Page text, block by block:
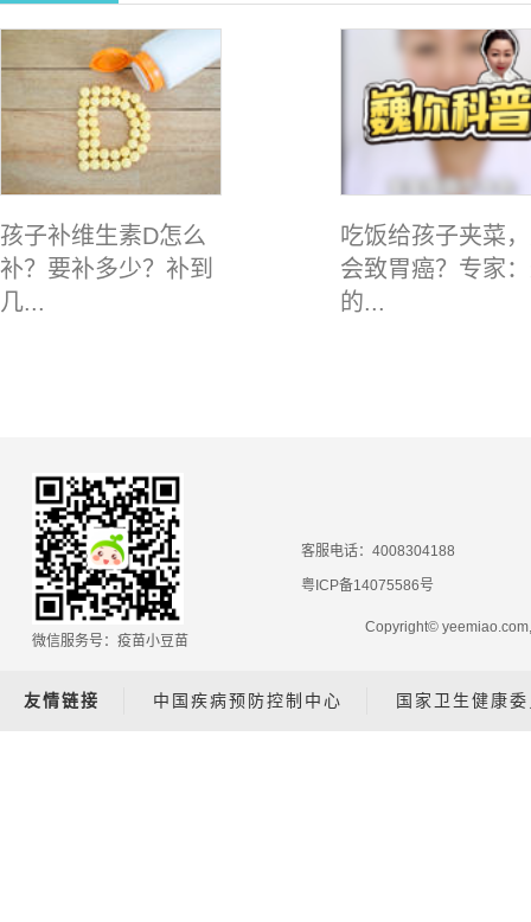
孩子补维生素D怎么
补？要补多少？补到
几...
吃饭给孩子夹菜
会致胃癌？专家
的...
微信服务号：疫苗小豆苗
客服电话：4008304188
粤ICP备14075586号
Copyright©
友情链接 中国疾病预防控制中心 国家卫生健康